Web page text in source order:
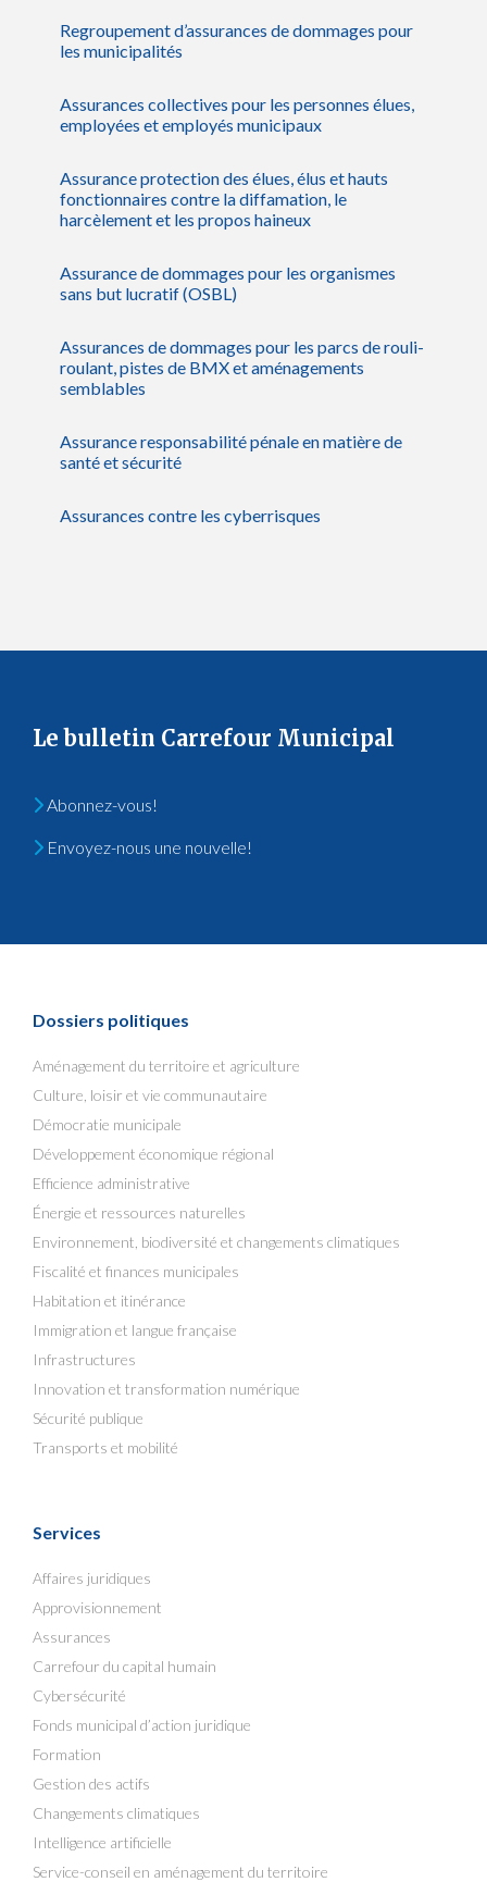
Regroupement d’assurances de dommages pour
les municipalités
Assurances collectives pour les personnes élues,
employées et employés municipaux
Assurance protection des élues, élus et hauts
fonctionnaires contre la diffamation, le
harcèlement et les propos haineux
Assurance de dommages pour les organismes
sans but lucratif (OSBL)
Assurances de dommages pour les parcs de rouli-
roulant, pistes de BMX et aménagements
semblables
Assurance responsabilité pénale en matière de
santé et sécurité
Assurances contre les cyberrisques
Le bulletin Carrefour Municipal
Abonnez-vous!
Envoyez-nous une nouvelle!
Dossiers politiques
Aménagement du territoire et agriculture
Culture, loisir et vie communautaire
Démocratie municipale
Développement économique régional
Efficience administrative
Énergie et ressources naturelles
Environnement, biodiversité et changements climatiques
Fiscalité et finances municipales
Habitation et itinérance
Immigration et langue française
Infrastructures
Innovation et transformation numérique
Sécurité publique
Transports et mobilité
Services
Affaires juridiques
Approvisionnement
Assurances
Carrefour du capital humain
Cybersécurité
Fonds municipal d’action juridique
Formation
Gestion des actifs
Changements climatiques
Intelligence artificielle
Service-conseil en aménagement du territoire